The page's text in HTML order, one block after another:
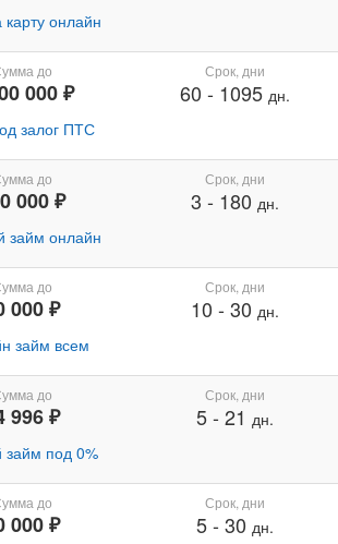
онлайн
до
000 ₽
залог ПТС
Срок, дни
60 - 1095 дн.
до
000 ₽
займ онлайн
Срок, дни
3 - 180 дн.
до
000 ₽
займ всем
Срок, дни
10 - 30 дн.
до
996 ₽
под 0%
Срок, дни
5- 21 дн.
до
000 ₽
Срок, дни
5- 30 дн.